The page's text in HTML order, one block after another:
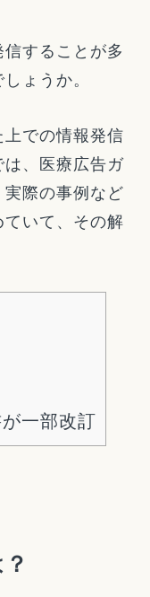
することが多
ょうか。
での情報発信
、医療広告ガ
際の事例など
いて、その解
一部改訂